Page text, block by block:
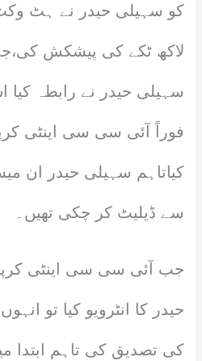
لاکھ ٹکے کی پیشکش
سہیلی حیدر نے رابطہ
فوراً آئی سی سی اینٹی
کیاتاہم سہیلی حیدر ان
سے ڈیلیٹ کر چکی تھیں۔
جب آئی سی سی اینٹی
حیدر کا انٹرویو کیا تو
کی تصدیق کی تاہم ابتدا